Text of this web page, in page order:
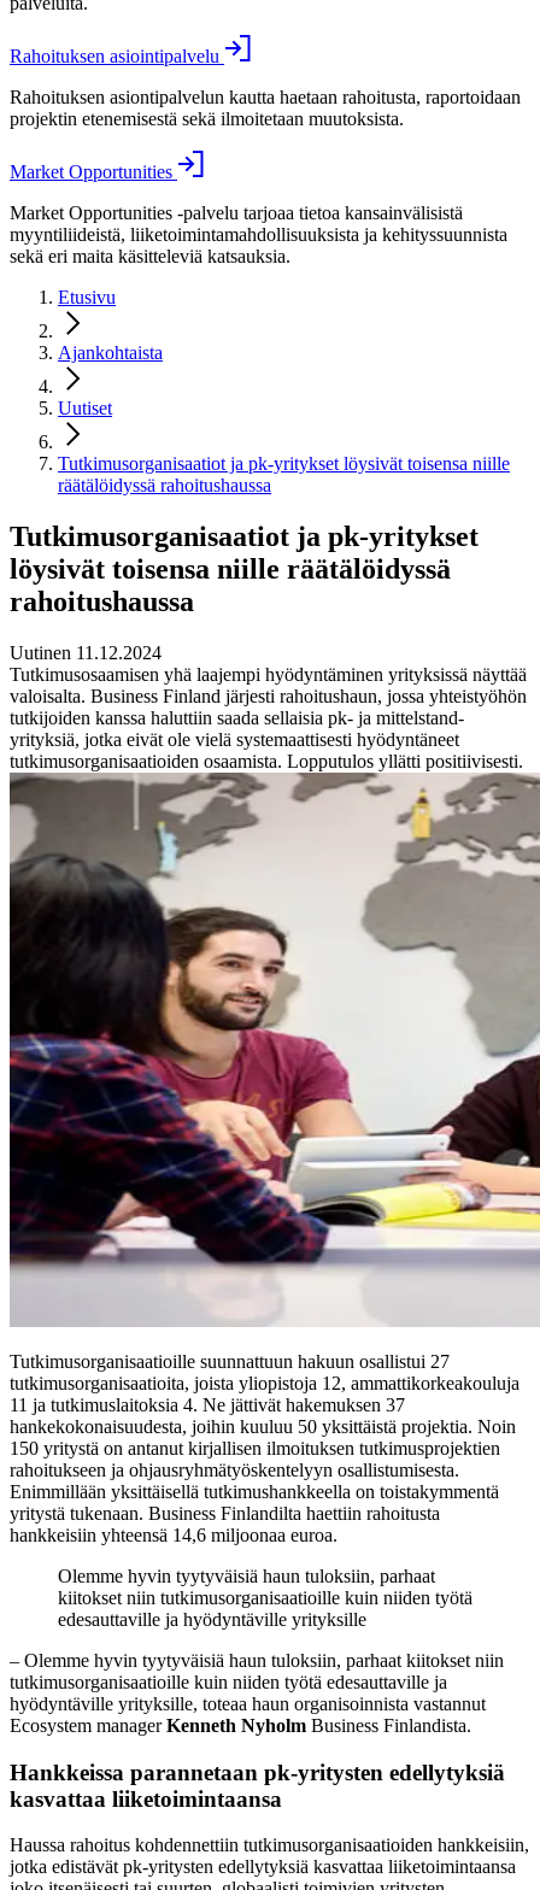
Rahoituksen asiointipalvelu
Rahoituksen asiontipalvelun kautta haetaan rahoitusta, raportoidaan
projektin etenemisestä sekä ilmoitetaan muutoksista.
Market Opportunities
Market Opportunities -palvelu tarjoaa tietoa kansainvälisistä
myyntiliideistä, liiketoimintamahdollisuuksista ja kehityssuunnista
sekä eri maita käsitteleviä katsauksia.
Etusivu
Ajankohtaista
Uutiset
Tutkimusorganisaatiot ja pk-yritykset löysivät toisensa niille
räätälöidyssä rahoitushaussa
Tutkimusorganisaatiot ja pk-yritykset
löysivät toisensa niille räätälöidyssä
rahoitushaussa
Uutinen 11.12.2024
Tutkimusosaamisen yhä laajempi hyödyntäminen yrityksissä näyttää
valoisalta. Business Finland järjesti rahoitushaun, jossa yhteistyöhön
tutkijoiden kanssa haluttiin saada sellaisia pk- ja mittelstand-
yrityksiä, jotka eivät ole vielä systemaattisesti hyödyntäneet
tutkimusorganisaatioiden osaamista. Lopputulos yllätti positiivisesti.
Tutkimusorganisaatioille suunnattuun hakuun osallistui 27
tutkimusorganisaatioita, joista yliopistoja 12, ammattikorkeakouluja
11 ja tutkimuslaitoksia 4. Ne jättivät hakemuksen 37
hankekokonaisuudesta, joihin kuuluu 50 yksittäistä projektia. Noin
150 yritystä on antanut kirjallisen ilmoituksen tutkimusprojektien
rahoitukseen ja ohjausryhmätyöskentelyyn osallistumisesta.
Enimmillään yksittäisellä tutkimushankkeella on toistakymmentä
yritystä tukenaan. Business Finlandilta haettiin rahoitusta
hankkeisiin yhteensä 14,6 miljoonaa euroa.
Olemme hyvin tyytyväisiä haun tuloksiin, parhaat
kiitokset niin tutkimusorganisaatioille kuin niiden työtä
edesauttaville ja hyödyntäville yrityksille
– Olemme hyvin tyytyväisiä haun tuloksiin, parhaat kiitokset niin
tutkimusorganisaatioille kuin niiden työtä edesauttaville ja
hyödyntäville yrityksille, toteaa haun organisoinnista vastannut
Ecosystem managerKenneth Nyholm Business Finlandista.
Hankkeissa parannetaan pk-yritysten edellytyksiä
kasvattaa liiketoimintaansa
Haussa rahoitus kohdennettiin tutkimusorganisaatioiden hankkeisiin,
jotka edistävät pk-yritysten edellytyksiä kasvattaa liiketoimintaansa